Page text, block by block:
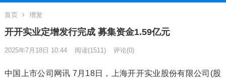
首页 增发
开开实业定增发行完成 募集资金1.59亿元
2025年7月18日 10:44 阅读(1511) 评论(0)
中国上市公司网讯 7月18日，上海开开实业股份有限公司(股